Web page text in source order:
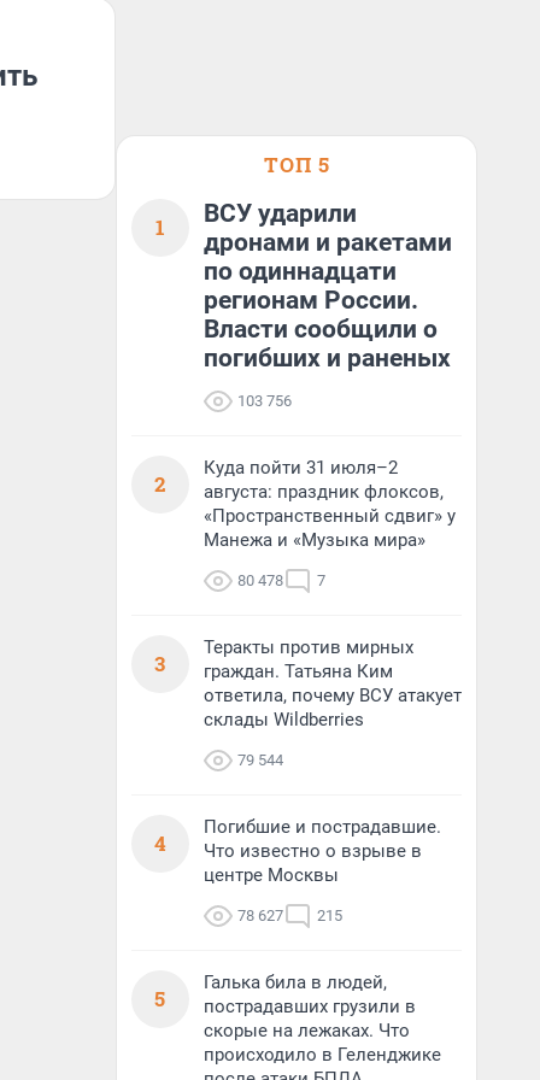
ТОП 5
1
ВСУ ударили
дронами и ракетами
по одиннадцати
регионам России.
Власти сообщили о
погибших и раненых
103 756
2
Куда пойти 31 июля–2
августа: праздник флоксов,
«Пространственный сдвиг» у
Манежа и «Музыка мира»
80 478 7
3
Теракты против мирных
граждан. Татьяна Ким
ответила, почему ВСУ атакует
склады Wildberries
79 544
4
Погибшие и пострадавшие.
Что известно о взрыве в
центре Москвы
78 627 215
5
Галька била в людей,
пострадавших грузили в
скорые на лежаках. Что
происходило в Геленджике